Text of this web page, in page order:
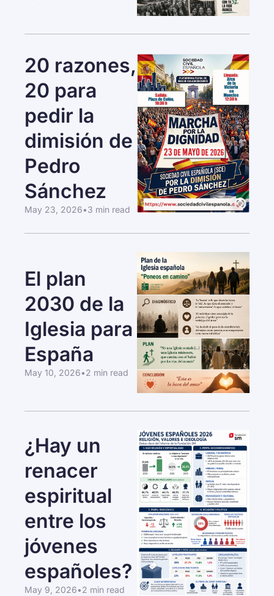
20 razones,
20 para
pedir la
dimisión de
Pedro
Sánchez
May 23, 2026•3 min read
El plan
2030 de la
Iglesia para
España
May 10, 2026•2 min read
¿Hay un
renacer
espiritual
entre los
jóvenes
españoles?
May 9, 2026•2 min read